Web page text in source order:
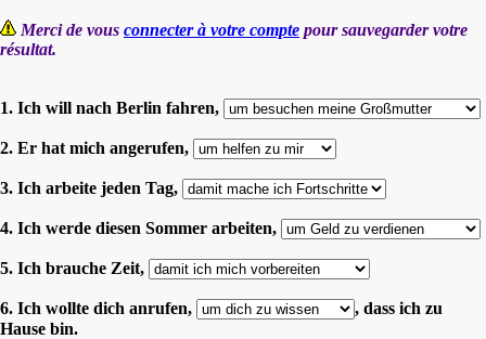
Merci de vous connecter à votre compte pour sauvegarder votre
résultat.
1. Ich will nach Berlin fahren,
2. Er hat mich angerufen,
3. Ich arbeite jeden Tag,
4. Ich werde diesen Sommer arbeiten,
5. Ich brauche Zeit,
6. Ich wollte dich anrufen,
, dass ich zu
Hause bin.